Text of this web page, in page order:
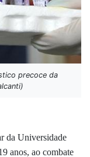
precoce da
da Universidade
anos, ao combate